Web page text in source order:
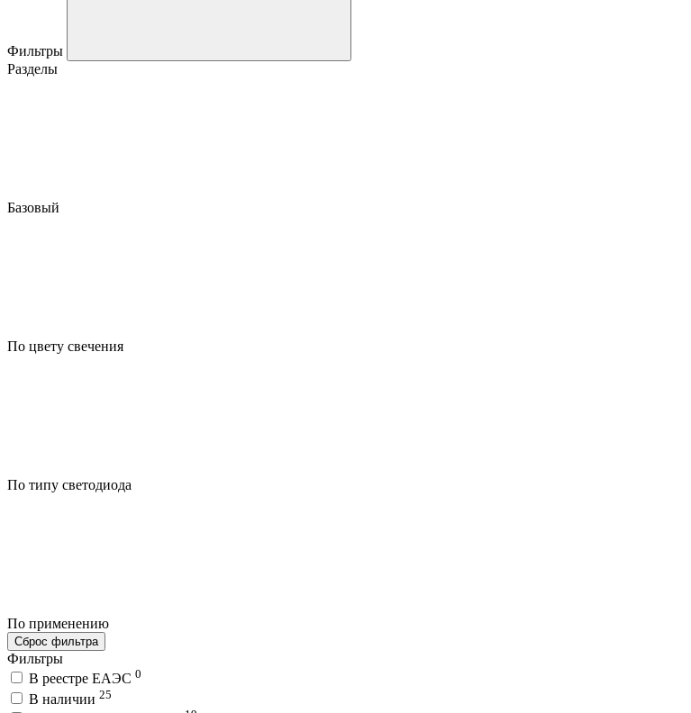
Фильтры
Разделы
Базовый
По цвету свечения
По типу светодиода
По применению
Сброс фильтра
Фильтры
В реестре ЕАЭС 0
В наличии 25